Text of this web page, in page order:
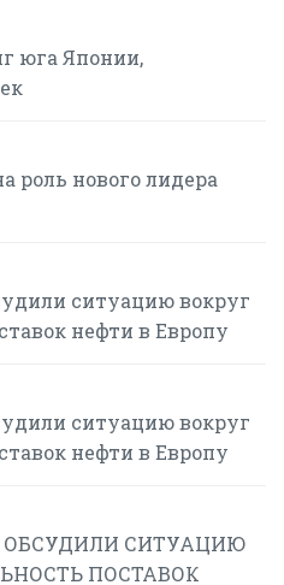
юга Японии,
нового лидера
ситуацию вокруг
нефти в Европу
ситуацию вокруг
нефти в Европу
ОБСУДИЛИ СИТУАЦИЮ
ПОСТАВОК